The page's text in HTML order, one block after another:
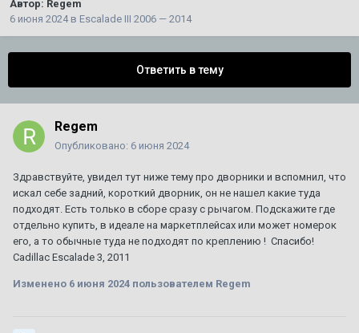
5 ответов 753
кадиллак срх 2 не открывается дверь багажника
Разделительная сетка в багажник на SRX 1
3 ответа 3 072 просмотра
Планирую продажу уникального BLS
Автор: DeathRow ,11 июлявBLS
3 ответа 1 214 просмотров
Автор: Regem
6 июня 2024в Escalade III 2006 — 2014
Ответить в тему
Regem
Опубликовано: 6 июня 2024
Здравствуйте, увидел тут ниже тему про дворники и вспомнил, что
искал себе задний, короткий дворник, он не нашел какие туда
подходят. Есть только в сборе сразу с рычагом. Подскажите где
отдельно купить, в идеале на маркетплейсах или может номерок
его, а то обычные туда не подходят по креплению ! Спасибо!
Cadillac Escalade 3, 2011
Изменено 6 июня 2024 пользователем Regem